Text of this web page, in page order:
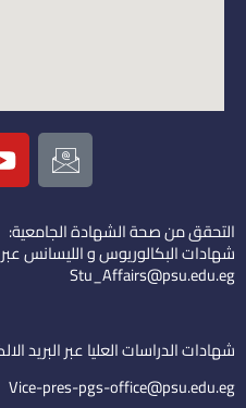
I
c
o
n
-
e
i
l
التحقق من صحة الشهادة الجامعية:
شهادات البكالوريوس و الليسانس عبر
Stu_Affairs@psu.edu.eg
شهادات الدراسات العليا عبر البريد
Vice-pres-pgs-office@psu.edu.eg